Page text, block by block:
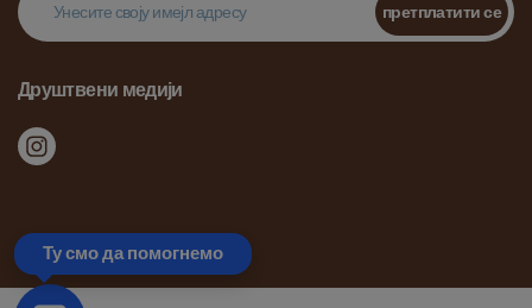
претплатити се
Друштвени медији
Ту смо да помогнемо